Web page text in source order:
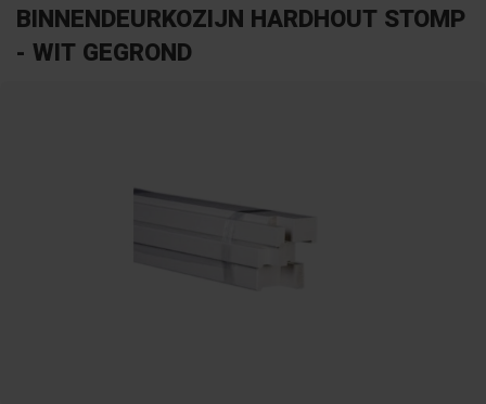
BINNENDEURKOZIJN HARDHOUT STOMP
- WIT GEGROND